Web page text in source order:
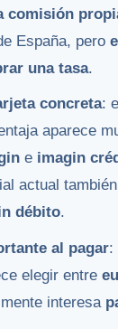
comisión
España, pero
una tasa.
concreta:
aparece
e imagin
actual
débito.
al pagar:
elegir entre
interesa